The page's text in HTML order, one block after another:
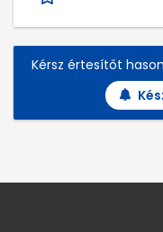
Kérsz értesítőt